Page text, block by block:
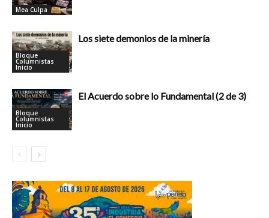
Mea Culpa
Bloque
Columnistas
Inicio
Los siete demonios de la minería
Bloque
Columnistas
Inicio
El Acuerdo sobre lo Fundamental (2 de 3)